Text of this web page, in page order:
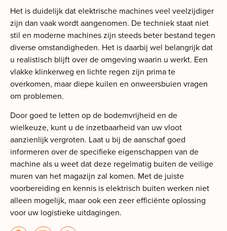
Het is duidelijk dat elektrische machines veel veelzijdiger
zijn dan vaak wordt aangenomen. De techniek staat niet
stil en moderne machines zijn steeds beter bestand tegen
diverse omstandigheden. Het is daarbij wel belangrijk dat
u realistisch blijft over de omgeving waarin u werkt. Een
vlakke klinkerweg en lichte regen zijn prima te
overkomen, maar diepe kuilen en onweersbuien vragen
om problemen.
Door goed te letten op de bodemvrijheid en de
wielkeuze, kunt u de inzetbaarheid van uw vloot
aanzienlijk vergroten. Laat u bij de aanschaf goed
informeren over de specifieke eigenschappen van de
machine als u weet dat deze regelmatig buiten de veilige
muren van het magazijn zal komen. Met de juiste
voorbereiding en kennis is elektrisch buiten werken niet
alleen mogelijk, maar ook een zeer efficiënte oplossing
voor uw logistieke uitdagingen.